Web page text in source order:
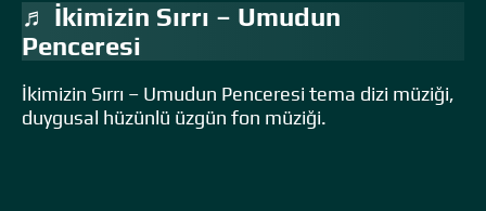
♬ İkimizin Sırrı – Umudun
Penceresi
İkimizin Sırrı – Umudun Penceresi tema dizi müziği,
duygusal hüzünlü üzgün fon müziği.